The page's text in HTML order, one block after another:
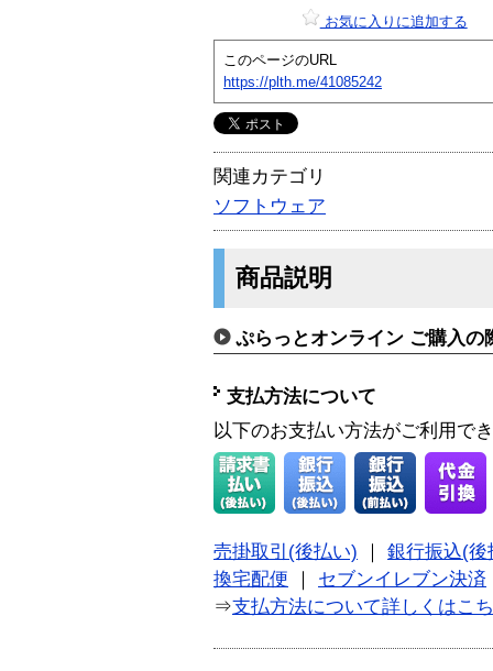
お気に入りに追加する
このページのURL
https://plth.me/41085242
関連カテゴリ
ソフトウェア
商品説明
ぷらっとオンライン ご購入の
支払方法について
以下のお支払い方法がご利用で
売掛取引(後払い)
銀行振込(後
換宅配便
セブンイレブン決済
⇒支払方法について詳しくはこ